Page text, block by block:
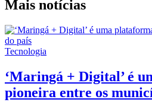
Mais notícias
Tecnologia
‘Maringá + Digital’ é
pioneira entre os